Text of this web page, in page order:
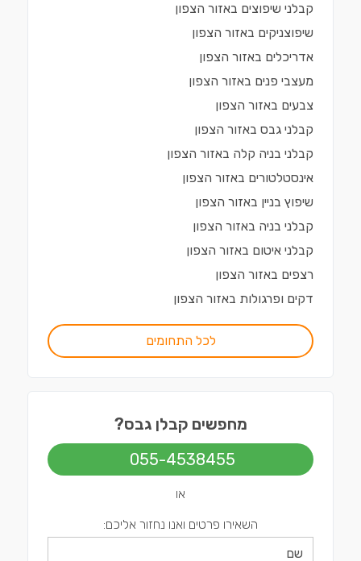
קבלני שיפוצים באזור הצפון
שיפוצניקים באזור הצפון
אדריכלים באזור הצפון
מעצבי פנים באזור הצפון
צבעים באזור הצפון
קבלני גבס באזור הצפון
קבלני בניה קלה באזור הצפון
אינסטלטורים באזור הצפון
שיפוץ בניין באזור הצפון
קבלני בניה באזור הצפון
קבלני איטום באזור הצפון
רצפים באזור הצפון
דקים ופרגולות באזור הצפון
לכל התחומים
מחפשים קבלן גבס?
055-4538455
או
השאירו פרטים ואנו נחזור אליכם: